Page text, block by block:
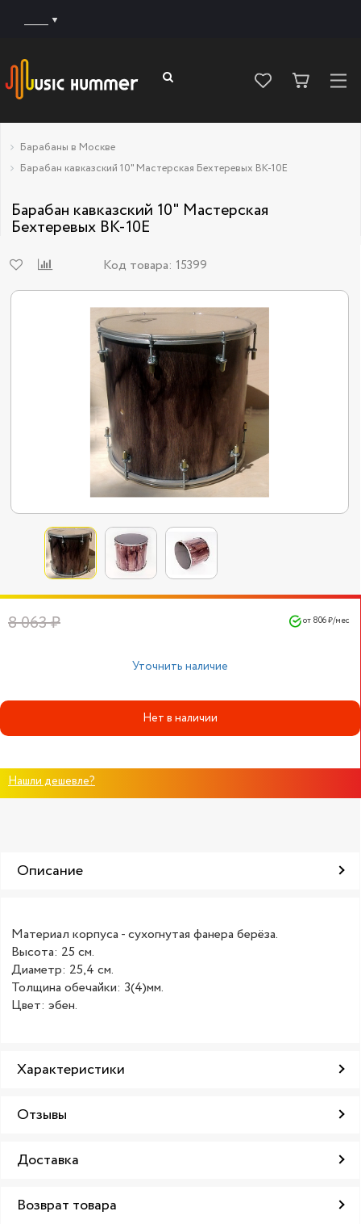
Барабаны в Москве
Барабан кавказский 10" Мастерская Бехтеревых BK-10E
Барабан кавказский 10" Мастерская
Бехтеревых BK-10E
Код товара: 15399
8 063 ₽ от 806 ₽/мес
Уточнить наличие
Нет в наличии
Нашли дешевле?
Описание
Материал корпуса - сухогнутая фанера берёза.
Высота: 25 см.
Диаметр: 25,4 см.
Толщина обечайки: 3(4)мм.
Цвет: эбен.
Характеристики
Отзывы
Доставка
Возврат товара